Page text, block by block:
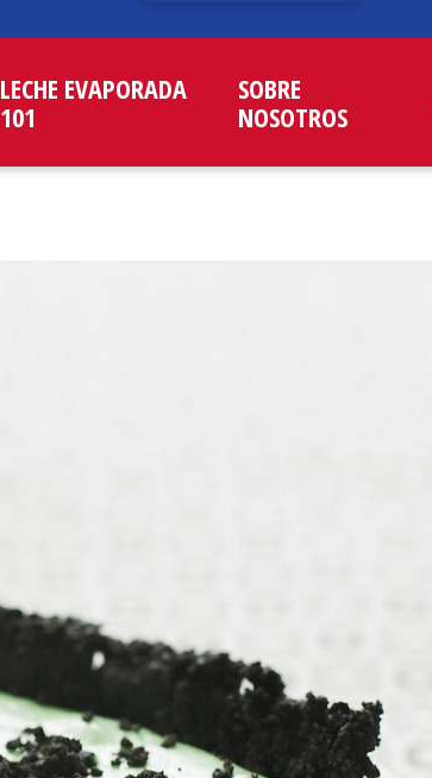
LECHE EVAPORADA
101
SOBRE
NOSOTROS